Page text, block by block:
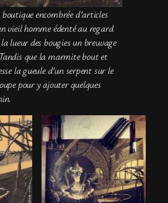
encombrée d’articles
vieil homme édenté au regard
lueur des bougies un breuvage
que la marmite bout et
la gueule d’un serpent sur le
pour y ajouter quelques